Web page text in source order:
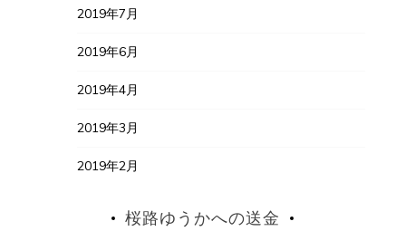
2019年7月
2019年6月
2019年4月
2019年3月
2019年2月
桜路ゆうかへの送金